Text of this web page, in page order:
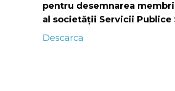
pentru desemnarea
al societății Servicii Publice
Descarca